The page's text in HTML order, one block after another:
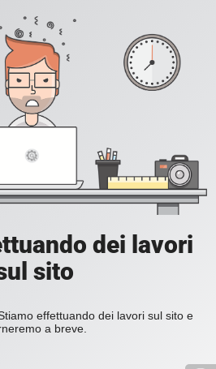
dei lavori
sito
effettuando dei lavori sul sito e
a breve.